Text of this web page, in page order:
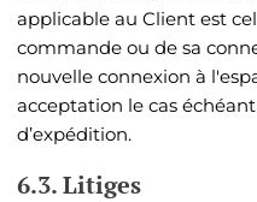
applicable au Client est
commande ou de sa
nouvelle connexion à
acceptation le cas
d’expédition.
6.3. Litiges